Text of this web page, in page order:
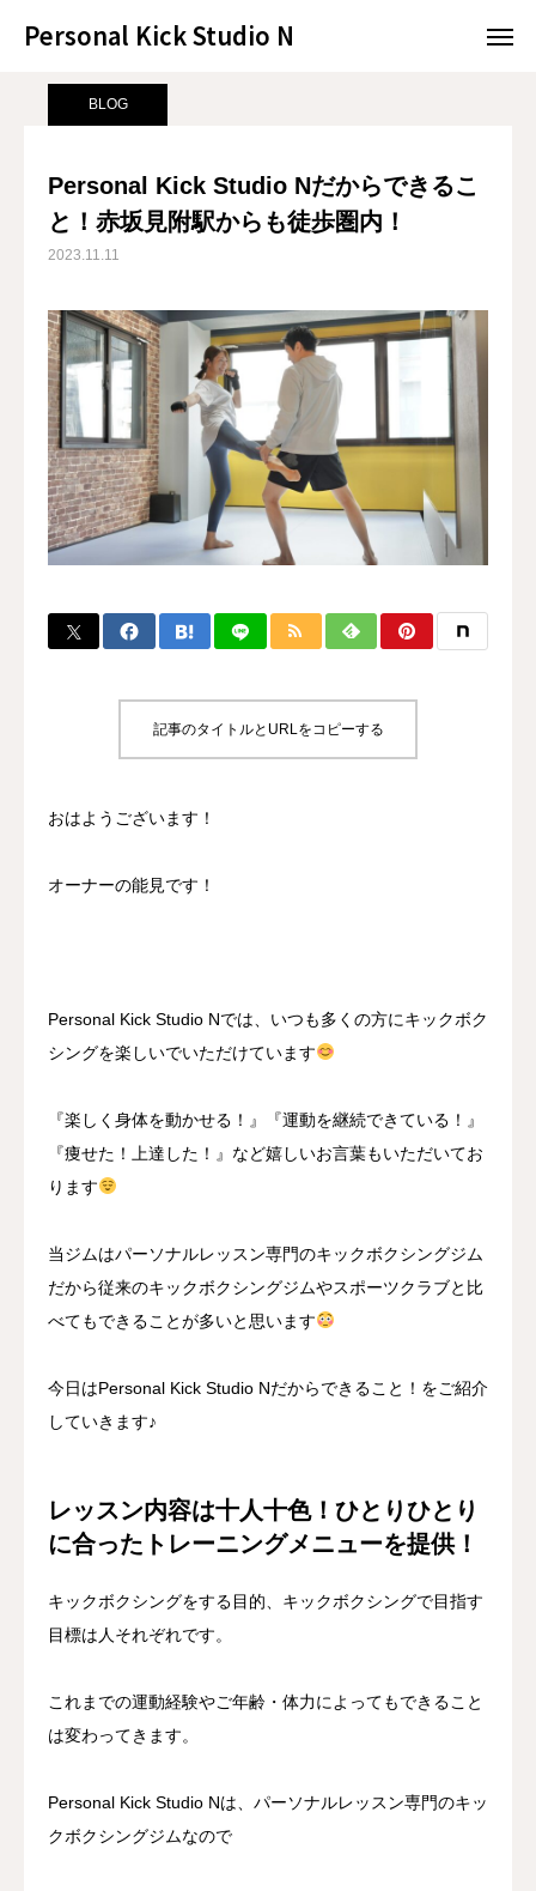
Personal Kick Studio N
サンプルページ BLOG Personal Kick Studio Nだからできること！赤坂見附駅からも徒歩圏内！
BLOG
Personal Kick Studio Nだからできるこ
と！赤坂見附駅からも徒歩圏内！
2023.11.11
記事のタイトルとURLをコピーする
おはようございます！
オーナーの能見です！
Personal Kick Studio Nでは、いつも多くの方にキックボク
シングを楽しいでいただけています
『楽しく身体を動かせる！』『運動を継続できている！』
『痩せた！上達した！』など嬉しいお言葉もいただいてお
ります
当ジムはパーソナルレッスン専門のキックボクシングジム
だから従来のキックボクシングジムやスポーツクラブと比
べてもできることが多いと思います
今日はPersonal Kick Studio Nだからできること！をご紹介
していきます♪
レッスン内容は十人十色！ひとりひとり
に合ったトレーニングメニューを提供！
キックボクシングをする目的、キックボクシングで目指す
目標は人それぞれです。
これまでの運動経験やご年齢・体力によってもできること
は変わってきます。
Personal Kick Studio Nは、パーソナルレッスン専門のキッ
クボクシングジムなので
Personal Kick Studio N
BLOG CONTACT
RESERVATION
CONCEPT
MENU
ACCESS
CONTACT
MENBERSHIP